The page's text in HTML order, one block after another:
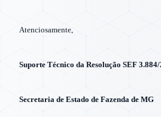
Atenciosamente,
Suporte Técnico da Resolução SEF
Secretaria de Estado de Fazenda de MG